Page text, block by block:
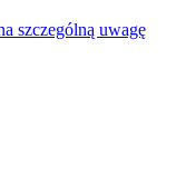
szczególną uwagę